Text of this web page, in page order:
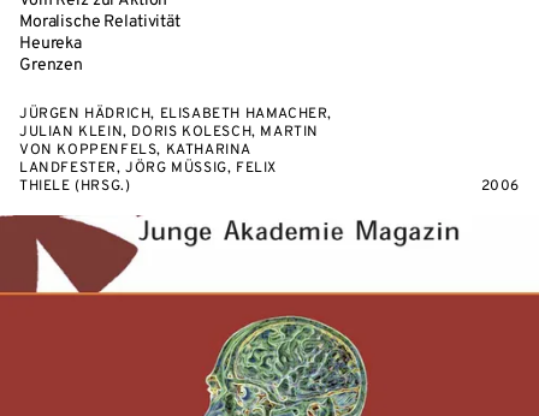
Moralische Relativität
Heureka
Grenzen
JÜRGEN HÄDRICH, ELISABETH HAMACHER,
JULIAN KLEIN, DORIS KOLESCH, MARTIN
VON KOPPENFELS, KATHARINA
LANDFESTER, JÖRG MÜSSIG, FELIX
THIELE (HRSG.)
2006